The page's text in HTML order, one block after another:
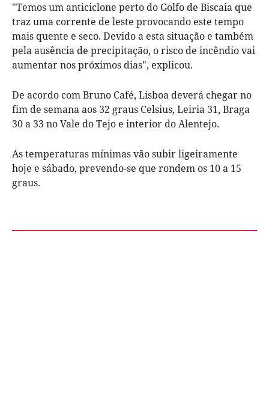
"Temos um anticiclone perto do Golfo de Biscaia que
traz uma corrente de leste provocando este tempo
mais quente e seco. Devido a esta situação e também
pela ausência de precipitação, o risco de incêndio vai
aumentar nos próximos dias", explicou.
De acordo com Bruno Café, Lisboa deverá chegar no
fim de semana aos 32 graus Celsius, Leiria 31, Braga
30 a 33 no Vale do Tejo e interior do Alentejo.
As temperaturas mínimas vão subir ligeiramente
hoje e sábado, prevendo-se que rondem os 10 a 15
graus.